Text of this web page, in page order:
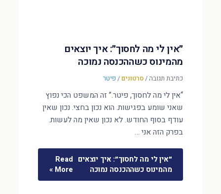
״אין לי מה לחסוך״: איך יוצאים
מהמינוס כשההכנסה נמוכה
כתיבת תגובה/סרטונים / פיטר
“אין לי מה לחסוך, פיטר.” זה המשפט הכי נפוץ
שאני שומע בפגישות. הוא נכון בחצי. נכון שאין
עודף בסוף החודש. לא נכון שאין מה לעשות.
בפרק הזה אני …
״אין לי מה לחסוך״: איך יוצאים
מהמינוס כשההכנסה נמוכה
Read
More »